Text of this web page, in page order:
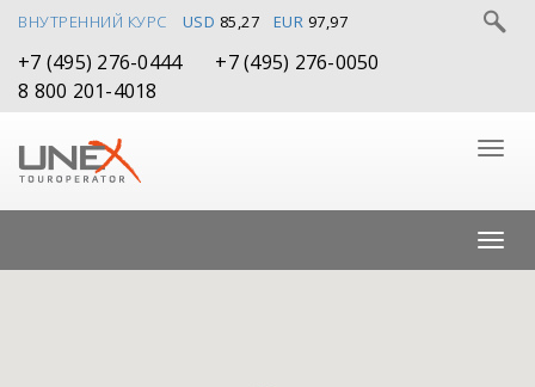
ВНУТРЕННИЙ КУРС USD 85,27 EUR 97,97
+7 (495) 276-0444
+7 (495) 276-0050
8 800 201-4018